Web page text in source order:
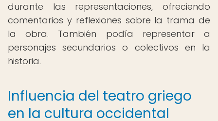
durante las representaciones, ofreciendo
comentarios y reflexiones sobre la trama de
la obra. También podía representar a
personajes secundarios o colectivos en la
historia.
Influencia del teatro griego
en la cultura occidental